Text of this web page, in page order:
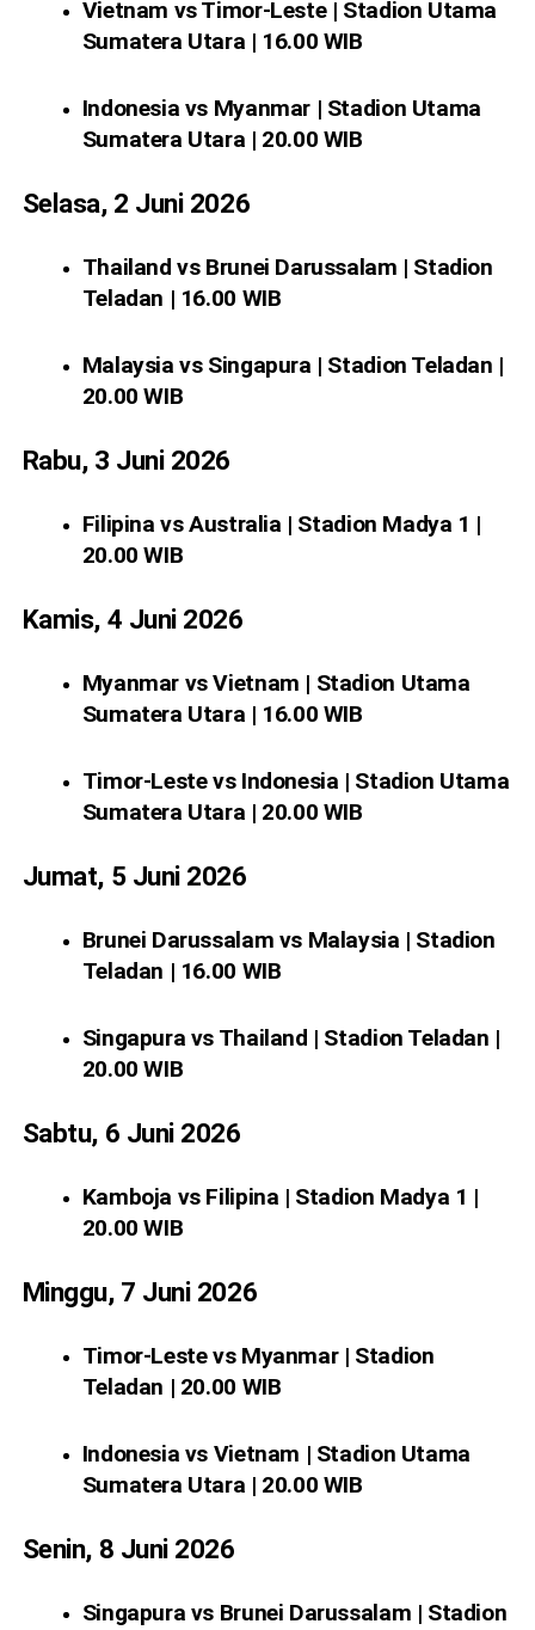
Vietnam vs Timor-Leste | Stadion Utama
Sumatera Utara | 16.00 WIB
Indonesia vs Myanmar | Stadion Utama
Sumatera Utara | 20.00 WIB
Selasa, 2 Juni 2026
Thailand vs Brunei Darussalam | Stadion
Teladan | 16.00 WIB
Malaysia vs Singapura | Stadion Teladan |
20.00 WIB
Rabu, 3 Juni 2026
Filipina vs Australia | Stadion Madya 1 |
20.00 WIB
Kamis, 4 Juni 2026
Myanmar vs Vietnam | Stadion Utama
Sumatera Utara | 16.00 WIB
Timor-Leste vs Indonesia | Stadion Utama
Sumatera Utara | 20.00 WIB
Jumat, 5 Juni 2026
Brunei Darussalam vs Malaysia | Stadion
Teladan | 16.00 WIB
Singapura vs Thailand | Stadion Teladan |
20.00 WIB
Sabtu, 6 Juni 2026
Kamboja vs Filipina | Stadion Madya 1 |
20.00 WIB
Minggu, 7 Juni 2026
Timor-Leste vs Myanmar | Stadion
Teladan | 20.00 WIB
Indonesia vs Vietnam | Stadion Utama
Sumatera Utara | 20.00 WIB
Senin, 8 Juni 2026
Singapura vs Brunei Darussalam | Stadion